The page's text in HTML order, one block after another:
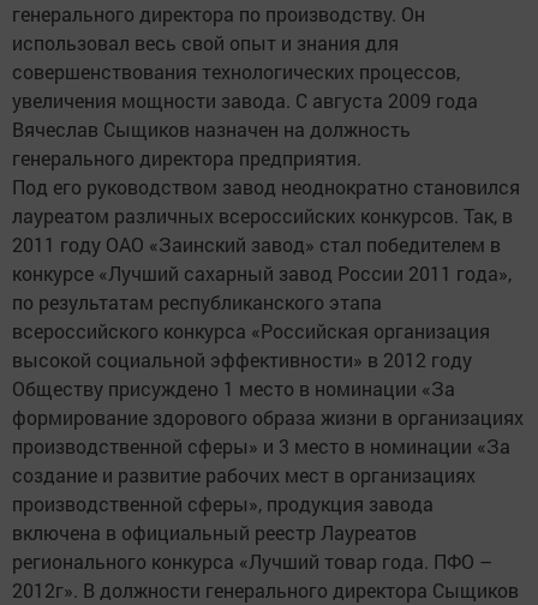
генерального директора по производству. Он
использовал весь свой опыт и знания для
совершенствования технологических процессов,
увеличения мощности завода. С августа 2009 года
Вячеслав Сыщиков назначен на должность
генерального директора предприятия.
Под его руководством завод неоднократно становился
лауреатом различных всероссийских конкурсов. Так, в
2011 году ОАО «Заинский завод» стал победителем в
конкурсе «Лучший сахарный завод России 2011 года»,
по результатам республиканского этапа
всероссийского конкурса «Российская организация
высокой социальной эффективности» в 2012 году
Обществу присуждено 1 место в номинации «За
формирование здорового образа жизни в организациях
производственной сферы» и 3 место в номинации «За
создание и развитие рабочих мест в организациях
производственной сферы», продукция завода
включена в официальный реестр Лауреатов
регионального конкурса «Лучший товар года. ПФО –
2012г». В должности генерального директора Сыщиков